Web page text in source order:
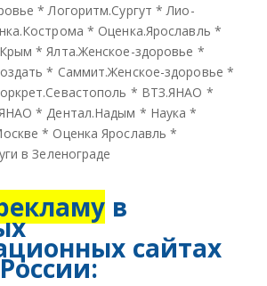
*Логоритм.Сургут *Лио-
* Оценка.Ярославль *
*Ялта.Женское-здоровье *
* Саммит.Женское-здоровье *
* ВТЗ.ЯНАО *
*Дентал.Надым * Наука *
* Оценка Ярославль *
в Зеленограде
в
сайтах